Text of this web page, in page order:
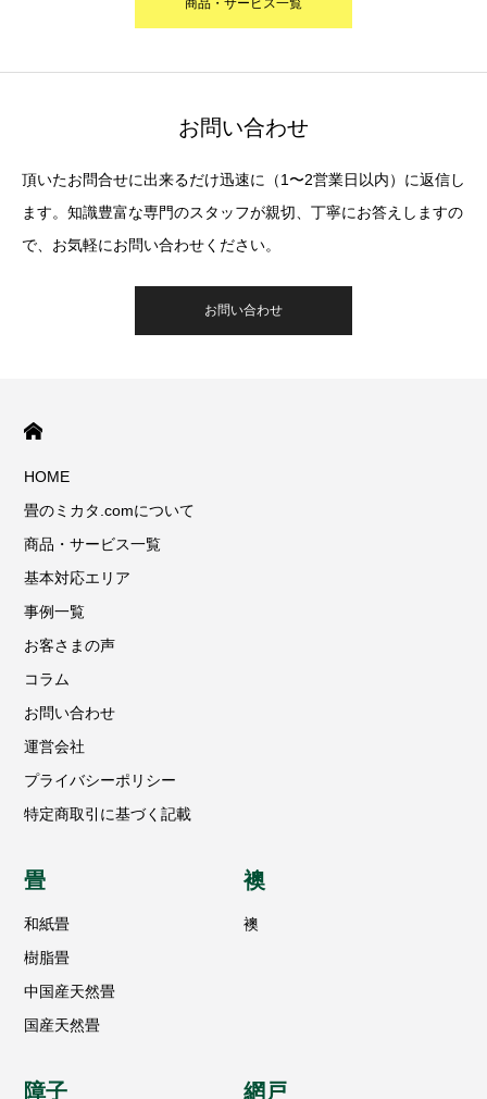
お問い合わせ
頂いたお問合せに出来るだけ迅速に（1〜2営業日以内）に返信し
ます。知識豊富な専門のスタッフが親切、丁寧にお答えしますの
で、お気軽にお問い合わせください。
お問い合わせ
HOME
畳のミカタ.comについて
商品・サービス一覧
基本対応エリア
事例一覧
お客さまの声
コラム
お問い合わせ
運営会社
プライバシーポリシー
特定商取引に基づく記載
畳
和紙畳
樹脂畳
中国産天然畳
国産天然畳
襖
襖
障子 網戸